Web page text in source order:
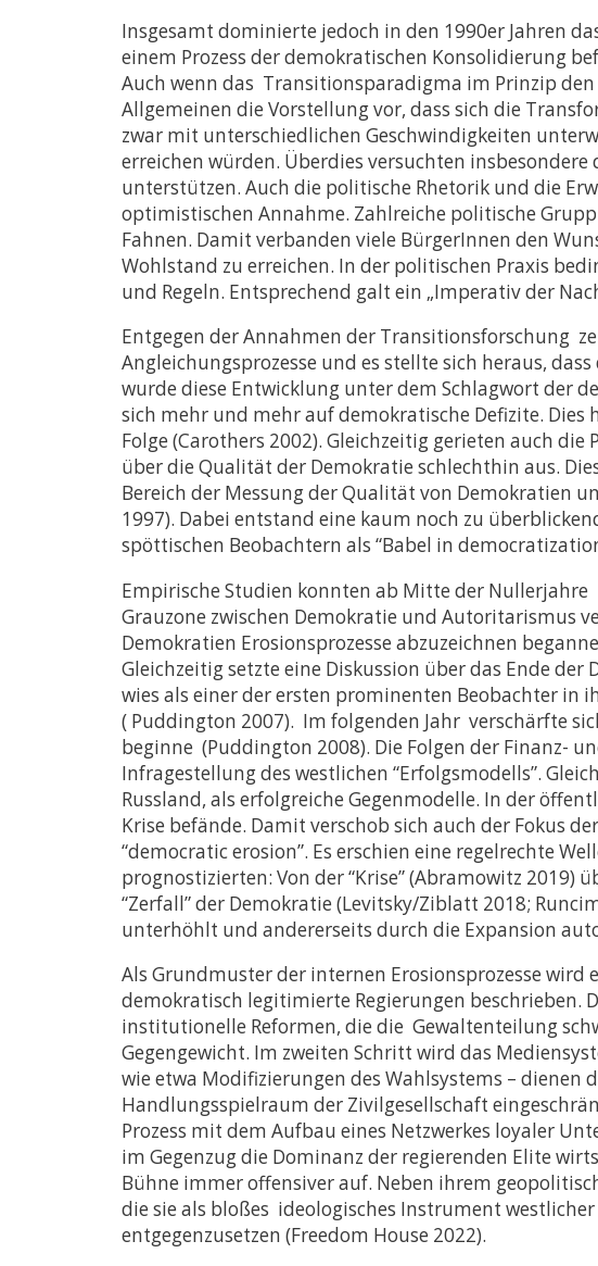
Insgesamt dominierte jedoch in den 1990er Jahren
einem Prozess der demokratischen Konsolidierung
Auch wenn das Transitionsparadigma im Prinzip
Allgemeinen die Vorstellung vor, dass sich die
zwar mit unterschiedlichen Geschwindigkeiten
erreichen würden. Überdies versuchten
unterstützen. Auch die politische Rhetorik und die
optimistischen Annahme. Zahlreiche politische
Fahnen. Damit verbanden viele BürgerInnen den
Wohlstand zu erreichen. In der politischen Praxis
und Regeln. Entsprechend galt ein „Imperativ der
Entgegen der Annahmen der Transitionsforschung
Angleichungsprozesse und es stellte sich heraus,
wurde diese Entwicklung unter dem Schlagwort der
sich mehr und mehr auf demokratische Defizite.
Folge (Carothers 2002). Gleichzeitig gerieten auch
über die Qualität der Demokratie schlechthin aus.
Bereich der Messung der Qualität von Demokratien
1997). Dabei entstand eine kaum noch zu
spöttischen Beobachtern als “Babel in
Empirische Studien konnten ab Mitte der
Grauzone zwischen Demokratie und Autoritarismus
Demokratien Erosionsprozesse abzuzeichnen
Gleichzeitig setzte eine Diskussion über das Ende der
wies als einer der ersten prominenten Beobachter in
( Puddington 2007). Im folgenden Jahr verschärfte
beginne (Puddington 2008). Die Folgen der Finanz-
Infragestellung des westlichen “Erfolgsmodells”.
Russland, als erfolgreiche Gegenmodelle. In der
Krise befände. Damit verschob sich auch der Fokus
“democratic erosion”. Es erschien eine regelrechte
prognostizierten: Von der “Krise” (Abramowitz 2019)
“Zerfall” der Demokratie (Levitsky/Ziblatt 2018;
unterhöhlt und andererseits durch die Expansion
Als Grundmuster der internen Erosionsprozesse
demokratisch legitimierte Regierungen beschrieben.
institutionelle Reformen, die die Gewaltenteilung
Gegengewicht. Im zweiten Schritt wird das
wie etwa Modifizierungen des Wahlsystems –
Handlungsspielraum der Zivilgesellschaft
Prozess mit dem Aufbau eines Netzwerkes loyaler
im Gegenzug die Dominanz der regierenden Elite
Bühne immer offensiver auf. Neben ihrem
die sie als bloßes ideologisches Instrument
entgegenzusetzen (Freedom House 2022).